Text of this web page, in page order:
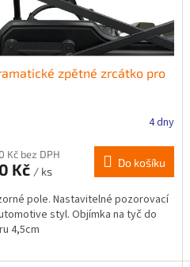
zpětné zrcátko pro
4 dny
Kč bez DPH
Kč / ks
Do košíku
pole. Nastavitelné pozorovací
styl. Objímka na tyč do
4,5cm